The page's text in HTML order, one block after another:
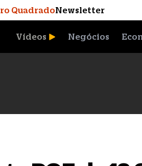
QuadradoNewsletter
Vídeos Negócios